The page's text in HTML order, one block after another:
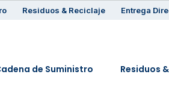
Residuos & Reciclaje Entrega
de Suministro Residuos